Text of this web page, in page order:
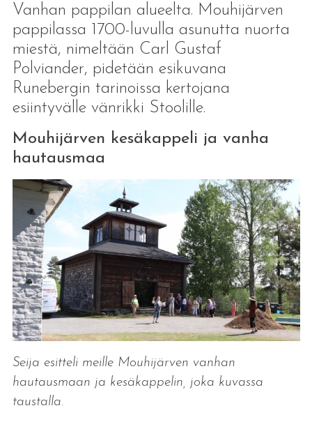
Vanhan pappilan alueelta. Mouhijärven
pappilassa 1700-luvulla asunutta nuorta
miestä, nimeltään Carl Gustaf
Polviander, pidetään esikuvana
Runebergin tarinoissa kertojana
esiintyvälle vänrikki Stoolille.
Mouhijärven kesäkappeli ja vanha
hautausmaa
Seija esitteli meille Mouhijärven vanhan
hautausmaan ja kesäkappelin, joka kuvassa
taustalla.